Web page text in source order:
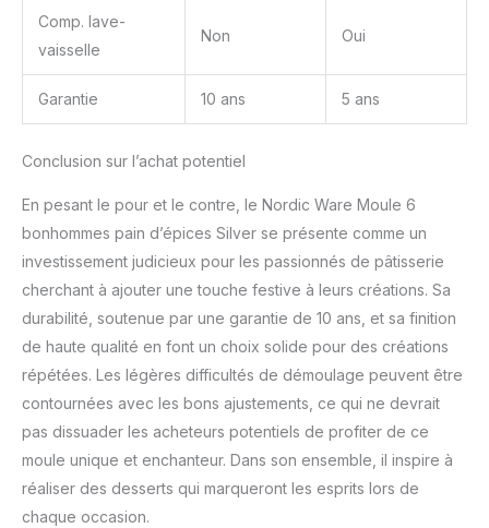
Comp. lave-
vaisselle
Non Oui
Garantie 10 ans 5 ans
Conclusion sur l’achat potentiel
En pesant le pour et le contre, le Nordic Ware Moule 6
bonhommes pain d’épices Silver se présente comme un
investissement judicieux pour les passionnés de pâtisserie
cherchant à ajouter une touche festive à leurs créations. Sa
durabilité, soutenue par une garantie de 10 ans, et sa finition
de haute qualité en font un choix solide pour des créations
répétées. Les légères difficultés de démoulage peuvent être
contournées avec les bons ajustements, ce qui ne devrait
pas dissuader les acheteurs potentiels de profiter de ce
moule unique et enchanteur. Dans son ensemble, il inspire à
réaliser des desserts qui marqueront les esprits lors de
chaque occasion.